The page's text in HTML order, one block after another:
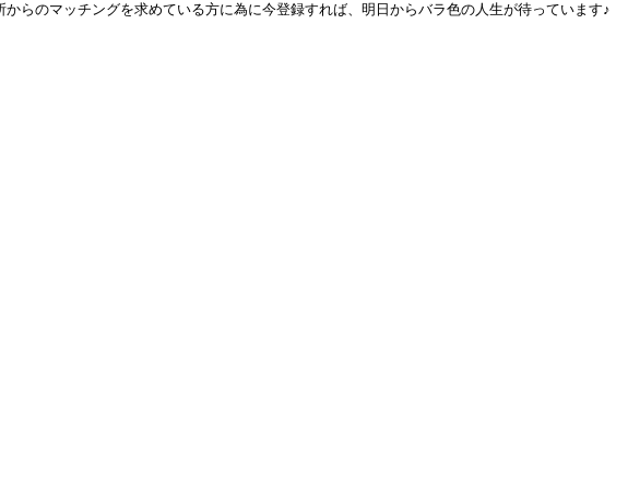
らのマッチングを求めている方に為に今登録すれば、明日からバラ色の人生が待っています♪